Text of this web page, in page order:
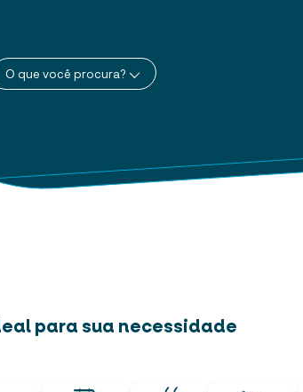
O que você procura?
para sua necessidade